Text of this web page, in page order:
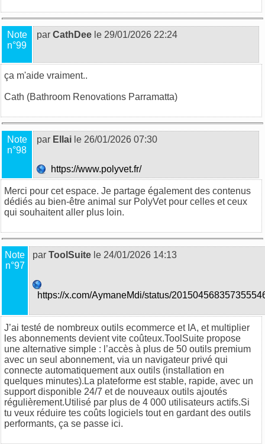
Note
n°99
par CathDee le 29/01/2026 22:24
ça m'aide vraiment..
Cath (Bathroom Renovations Parramatta)
Note
n°98
par Ellai le 26/01/2026 07:30
https://www.polyvet.fr/
Merci pour cet espace. Je partage également des contenus
dédiés au bien-être animal sur PolyVetpour celles et ceux
qui souhaitent aller plus loin.
Note
n°97
par ToolSuite le 24/01/2026 14:13
https://x.com/AymaneMdi/status/
J’ai testé de nombreux outils ecommerce et IA, et multiplier
les abonnements devient vite coûteux.ToolSuite propose
une alternative simple : l’accès à plus de 50 outils premium
avec un seul abonnement, via un navigateur privé qui
connecte automatiquement aux outils (installation en
quelques minutes).La plateforme est stable, rapide, avec un
support disponible 24/7 et de nouveaux outils ajoutés
régulièrement.Utilisé par plus de 4 000 utilisateurs actifs.Si
tu veux réduire tes coûts logiciels tout en gardant des outils
performants, ça se passe ici.